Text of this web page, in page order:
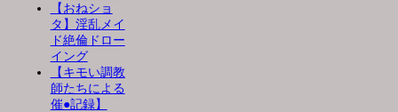
【おねショ
タ】淫乱メイ
ド絶倫ドロー
イング
【キモい調教
師たちによる
催●記録】